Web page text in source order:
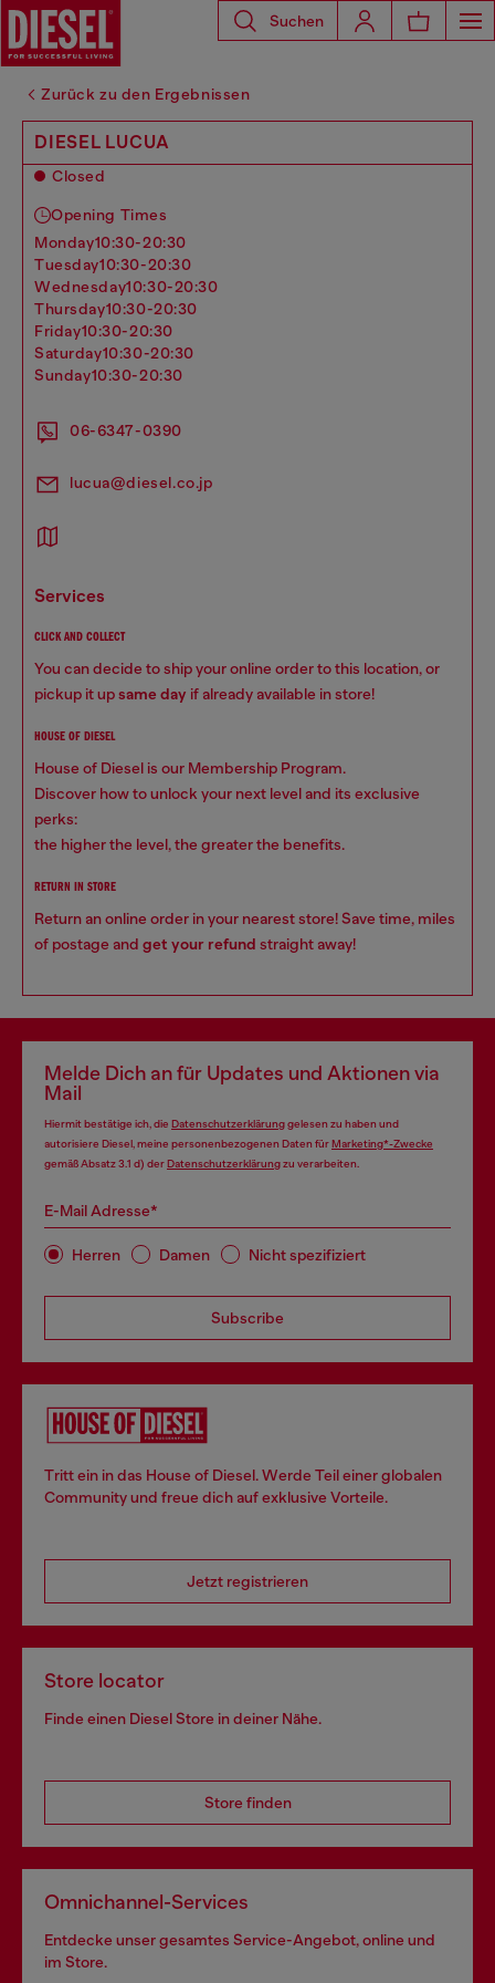
Suchen
Zurück zu den Ergebnissen
DIESEL LUCUA
Closed
Opening Times
monday10:30-20:30
tuesday10:30-20:30
wednesday10:30-20:30
thursday10:30-20:30
friday10:30-20:30
saturday10:30-20:30
sunday10:30-20:30
06-6347-0390
lucua@diesel.co.jp
services
CLICK AND COLLECT
You can decide to ship your online order to this location, or
pickup it upsame day if already available in store!
HOUSE OF DIESEL
House of Diesel is our Membership Program.
Discover how to unlock your next level and its exclusive
perks:
the higher the level, the greater the benefits.
RETURN IN STORE
Return an online order in your nearest store! Save time, miles
of postage and get your refund straight away!
Melde Dich an für Updates und Aktionen via
Mail
Hiermit bestätige ich, die Datenschutzerklärunggelesen zu haben und
autorisiere Diesel, meine personenbezogenen Daten fürMarketing*-Zwecke
gemäß Absatz 3.1 d) derDatenschutzerklärungzu verarbeiten.
E-Mail Adresse*
Herren Damen Nicht spezifiziert
Subscribe
Tritt ein in das House of Diesel. Werde Teil einer globalen
Community und freue dich auf exklusive Vorteile.
Jetzt registrieren
Store locator
Finde einen Diesel Store in deiner Nähe.
Store finden
Omnichannel-Services
Entdecke unser gesamtes Service-Angebot, online und
im Store.